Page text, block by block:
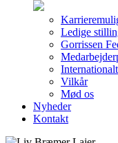
Ledige
Gorrissen
Vilkår
Mød os
Nyheder
Kontakt